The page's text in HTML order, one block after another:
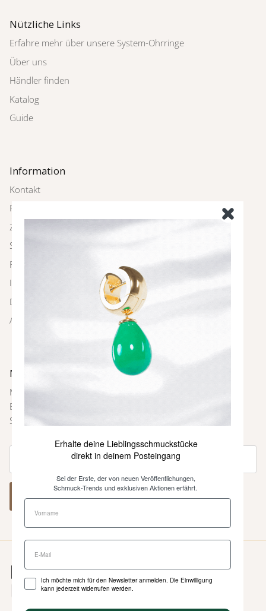
Nützliche Links
Erfahre mehr über unsere System-Ohrringe
Über uns
Händler finden
Katalog
Guide
Information
Kontakt
Rückgabe
Zahlung und Versand
Schmuckpflege
FAQ
Impressum
Datenschutz
AGBs
Newsletter
Melde dich bei unserem Newsletter an und sei immer als
Erste über neue Farben und Kollektionen, Inspirationen,
Styling-Tipps und weitere Neuigkeiten informiert.
ABONNIEREN
Erhalte deine Lieblingsschmuckstücke
direkt in deinem Posteingang
Sei der Erste, der von neuen Veröffentlichungen,
Schmuck-Trends und exklusiven Aktionen erfährt.
Ich möchte mich für den Newsletter anmelden. Die Einwilligung
kann jederzeit widerrufen werden.